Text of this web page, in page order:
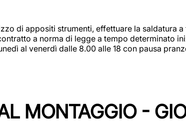
di appositi strumenti, effettuare la saldatura
a norma di legge a tempo determinato
al venerdì dalle 8.00 alle 18 con pausa
MONTAGGIO -